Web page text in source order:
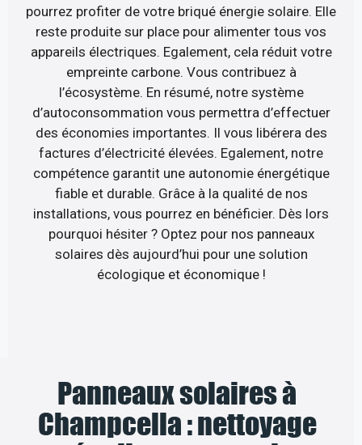
pourrez profiter de votre briqué énergie solaire. Elle
reste produite sur place pour alimenter tous vos
appareils électriques. Egalement, cela réduit votre
empreinte carbone. Vous contribuez à
l’écosystème. En résumé, notre système
d’autoconsommation vous permettra d’effectuer
des économies importantes. Il vous libérera des
factures d’électricité élevées. Egalement, notre
compétence garantit une autonomie énergétique
fiable et durable. Grâce à la qualité de nos
installations, vous pourrez en bénéficier. Dès lors
pourquoi hésiter ? Optez pour nos panneaux
solaires dès aujourd’hui pour une solution
écologique et économique !
Panneaux solaires à
Champcella : nettoyage